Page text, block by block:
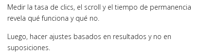
Medir la tasa de clics, el scroll y el tiempo de permanencia
revela qué funciona y qué no.
Luego, hacer ajustes basados en resultados y no en
suposiciones.